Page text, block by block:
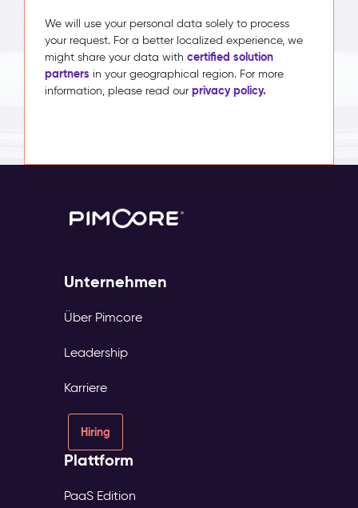
We will use your personal data solely to process
your request. For a better localized experience, we
might share your data with certified solution
partners in your geographical region. For more
information, please read our privacy policy.
Unternehmen
Über Pimcore
Leadership
Karriere
Hiring
Plattform
PaaS Edition